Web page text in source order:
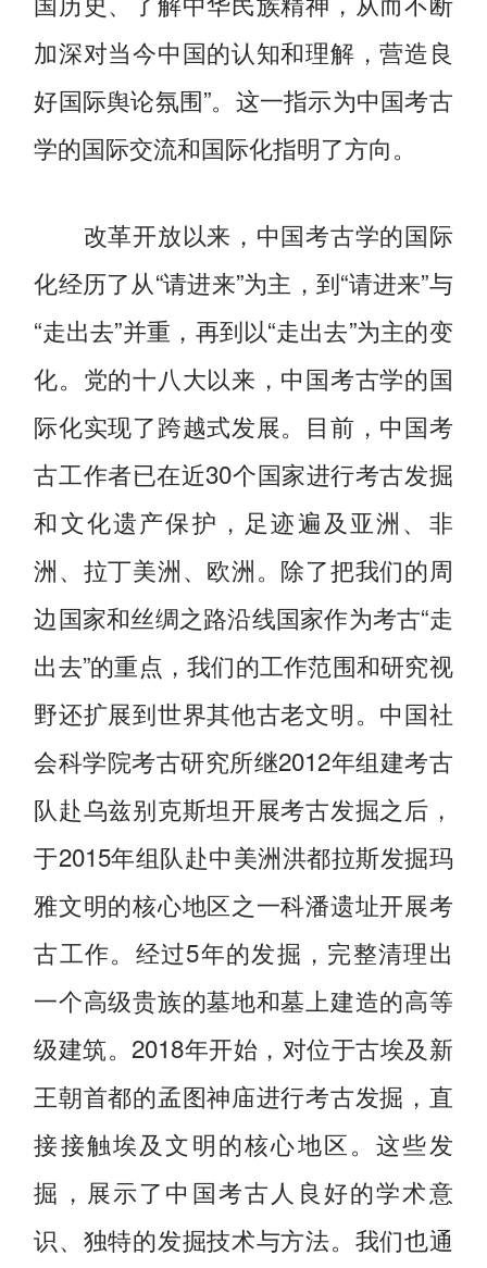
加深对当今中国的认知和理解，营造良
好国际舆论氛围”。这一指示为中国考古
学的国际交流和国际化指明了方向。
改革开放以来，中国考古学的国际
化经历了从“请进来”为主，到“请进来”与
“走出去”并重，再到以“走出去”为主的变
化。党的十八大以来，中国考古学的国
际化实现了跨越式发展。目前，中国考
古工作者已在近30个国家进行考古发掘
和文化遗产保护，足迹遍及亚洲、非
洲、拉丁美洲、欧洲。除了把我们的周
边国家和丝绸之路沿线国家作为考古“走
出去”的重点，我们的工作范围和研究视
野还扩展到世界其他古老文明。中国社
会科学院考古研究所继2012年组建考古
队赴乌兹别克斯坦开展考古发掘之后，
于2015年组队赴中美洲洪都拉斯发掘玛
雅文明的核心地区之一科潘遗址开展考
古工作。经过5年的发掘，完整清理出
一个高级贵族的墓地和墓上建造的高等
级建筑。2018年开始，对位于古埃及新
王朝首都的孟图神庙进行考古发掘，直
接接触埃及文明的核心地区。这些发
掘，展示了中国考古人良好的学术意
识、独特的发掘技术与方法。我们也通